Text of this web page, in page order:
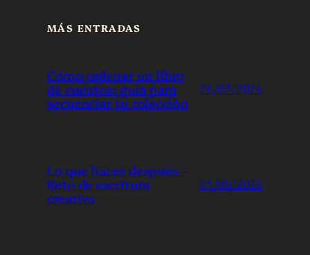
MÁS ENTRADAS
Cómo ordenar un libro
de cuentos: guía para
secuenciar tu colección
26/07/2026
Lo que haces después –
Reto de escritura
creativa
01/06/2026